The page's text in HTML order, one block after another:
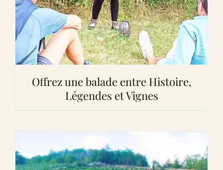
Offrez une balade entre Histoire,
Légendes et Vignes